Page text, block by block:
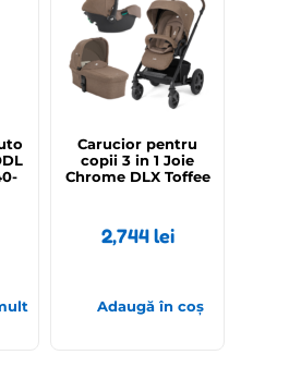
Carucior pentru
copii 3 in 1 Joie
Chrome DLX Toffee
2,744lei
Adaugă în coș